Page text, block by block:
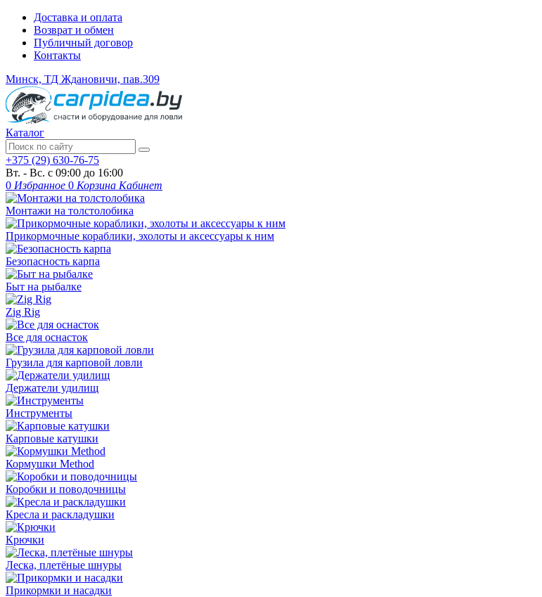
Доставка и оплата
Возврат и обмен
Публичный договор
Контакты
Минск, ТД Ждановичи, пав.309
Каталог
+375 (29) 630-76-75
Вт. - Вс. с 09:00 до 16:00
0 Избранное 0 Корзина Кабинет
Монтажи на толстолобика
Прикормочные кораблики, эхолоты и аксессуары к ним
Безопасность карпа
Быт на рыбалке
Zig Rig
Все для оснасток
Грузила для карповой ловли
Держатели удилищ
Инструменты
Карповые катушки
Кормушки Method
Коробки и поводочницы
Кресла и раскладушки
Крючки
Леска, плетёные шнуры
Прикормки и насадки